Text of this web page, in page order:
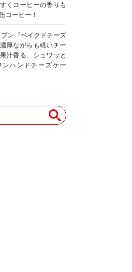
くコーヒーの香りも
コーヒー！
ン『ベイクドチーズ
厚ながらも軽いチー
汁香る、シュワッと
ンハンドチーズケー